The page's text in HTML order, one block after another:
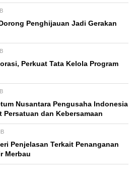
Penghijauan Jadi Gerakan
Perkuat Tata Kelola Program
Nusantara Pengusaha Indonesia
Persatuan dan Kebersamaan
Penjelasan Terkait Penanganan
Merbau